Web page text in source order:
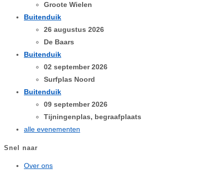
Groote Wielen
Buitenduik
26 augustus 2026
De Baars
Buitenduik
02 september 2026
Surfplas Noord
Buitenduik
09 september 2026
Tijningenplas, begraafplaats
alle evenementen
Snel naar
Over ons